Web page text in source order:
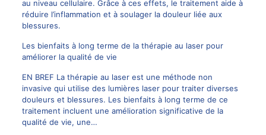
au niveau cellulaire. Grâce à ces effets, le traitement aide à
réduire l’inflammation et à soulager la douleur liée aux
blessures.
Les bienfaits à long terme de la thérapie au laser pour
améliorer la qualité de vie
EN BREF La thérapie au laser est une méthode non
invasive qui utilise des lumières laser pour traiter diverses
douleurs et blessures. Les bienfaits à long terme de ce
traitement incluent une amélioration significative de la
qualité de vie, une…